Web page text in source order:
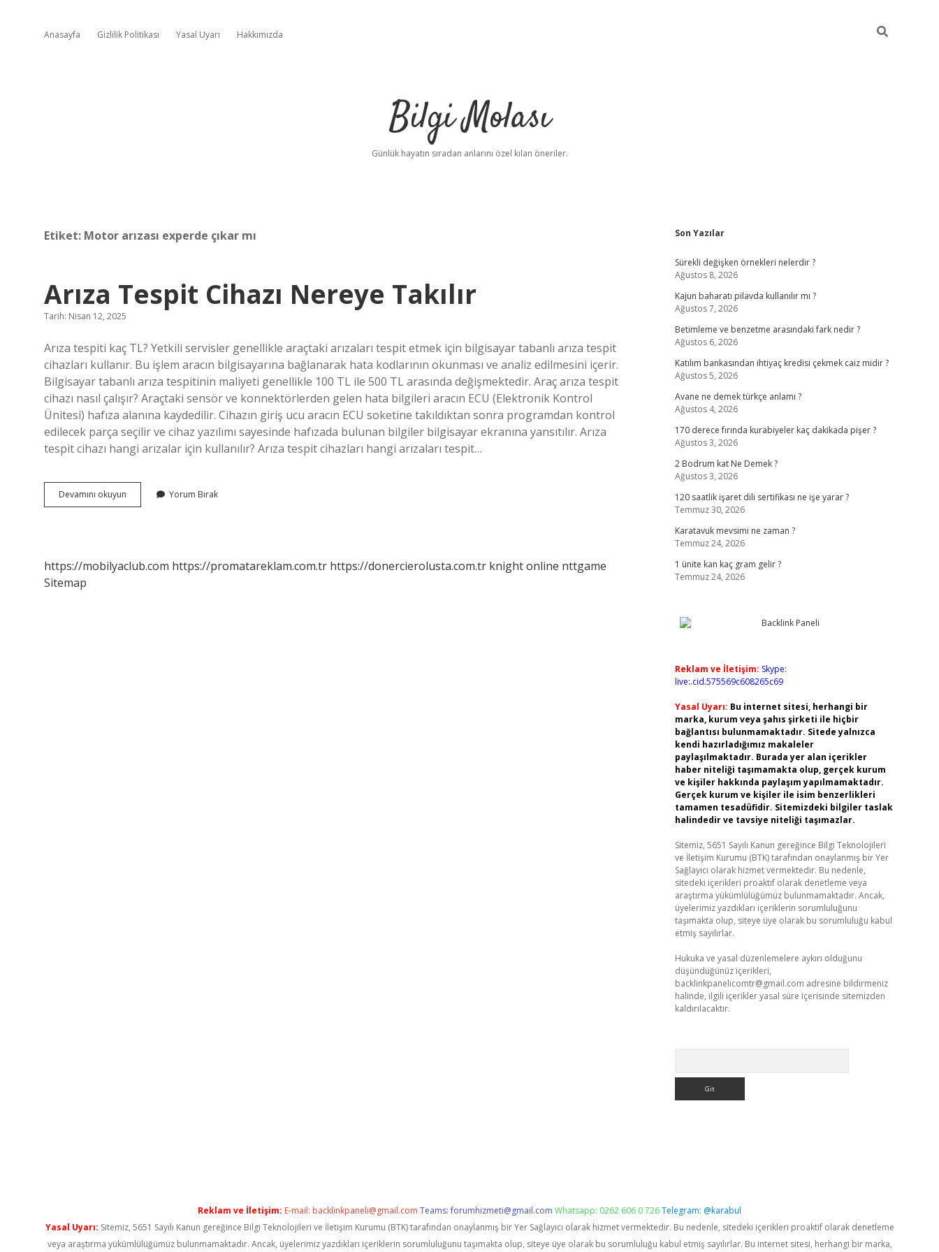
Anasayfa Gizlilik Politikası Yasal Uyarı Hakkımızda
Bilgi Molası
Günlük hayatın sıradan anlarını özel kılan öneriler.
Etiket: Motor arızası experde çıkar mı
Arıza Tespit Cihazı Nereye Takılır
Tarih: Nisan 12, 2025
Arıza tespiti kaç TL? Yetkili servisler genellikle araçtaki arızaları tespit etmek için bilgisayar tabanlı arıza tespit
cihazları kullanır. Bu işlem aracın bilgisayarına bağlanarak hata kodlarının okunması ve analiz edilmesini içerir.
Bilgisayar tabanlı arıza tespitinin maliyeti genellikle 100 TL ile 500 TL arasında değişmektedir. Araç arıza tespit
cihazı nasıl çalışır? Araçtaki sensör ve konnektörlerden gelen hata bilgileri aracın ECU (Elektronik Kontrol
Ünitesi) hafıza alanına kaydedilir. Cihazın giriş ucu aracın ECU soketine takıldıktan sonra programdan kontrol
edilecek parça seçilir ve cihaz yazılımı sayesinde hafızada bulunan bilgiler bilgisayar ekranına yansıtılır. Arıza
tespit cihazı hangi arızalar için kullanılır? Arıza tespit cihazları hangi arızaları tespit…
Devamını okuyun
Tespit
Yorum Bırak
https://mobilyaclub.com https://promatareklam.com.tr https://donercierolusta.com.tr knight online nttgame
Sitemap
Sidebar
Son Yazılar
Sürekli değişken örnekleri nelerdir ?
Ağustos 8, 2026
Kajun baharatı pilavda kullanılır mı ?
Ağustos 7, 2026
Betimleme ve benzetme arasındaki fark nedir ?
Ağustos 6, 2026
Katılım bankasından ihtiyaç kredisi çekmek caiz midir ?
Ağustos 5, 2026
Avane ne demek türkçe anlamı ?
Ağustos 4, 2026
170 derece fırında kurabiyeler kaç dakikada pişer ?
Ağustos 3, 2026
2 Bodrum kat Ne Demek ?
Ağustos 3, 2026
120 saatlik işaret dili sertifikası ne işe yarar ?
Temmuz 30, 2026
Karatavuk mevsimi ne zaman ?
Temmuz 24, 2026
1 ünite kan kaç gram gelir ?
Temmuz 24, 2026
Reklam ve İletişim: Skype:
live:.cid.575569c608265c69
Yasal Uyarı: Bu internet sitesi, herhangi bir
marka, kurum veya şahıs şirketi ile hiçbir
bağlantısı bulunmamaktadır. Sitede yalnızca
kendi hazırladığımız makaleler
paylaşılmaktadır. Burada yer alan içerikler
haber niteliği taşımamakta olup, gerçek kurum
ve kişiler hakkında paylaşım yapılmamaktadır.
Gerçek kurum ve kişiler ile isim benzerlikleri
tamamen tesadüfidir. Sitemizdeki bilgiler taslak
halindedir ve tavsiye niteliği taşımazlar.
Sitemiz, 5651 Sayılı Kanun gereğince Bilgi Teknolojileri
ve İletişim Kurumu (BTK) tarafından onaylanmış bir Yer
Sağlayıcı olarak hizmet vermektedir. Bu nedenle,
sitedeki içerikleri proaktif olarak denetleme veya
araştırma yükümlülüğümüz bulunmamaktadır. Ancak,
üyelerimiz yazdıkları içeriklerin sorumluluğunu
taşımakta olup, siteye üye olarak bu sorumluluğu kabul
etmiş sayılırlar.
Hukuka ve yasal düzenlemelere aykırı olduğunu
düşündüğünüz içerikleri,
backlinkpanelicomtr@gmail.com adresine bildirmeniz
halinde, ilgili içerikler yasal süre içerisinde sitemizden
kaldırılacaktır.
Reklam ve İletişim: E-mail: backlinkpaneli@gmail.com Teams:forumhizmeti@gmail.com Whatsapp: 0262 606 0 726Telegram: @karabul
Yasal Uyarı: Sitemiz, 5651 Sayılı Kanun gereğince Bilgi Teknolojileri ve İletişim Kurumu (BTK) tarafından onaylanmış bir Yer Sağlayıcı olarak hizmet vermektedir. Bu nedenle, sitedeki içerikleri proaktif olarak denetleme
veya araştırma yükümlülüğümüz bulunmamaktadır. Ancak, üyelerimiz yazdıkları içeriklerin sorumluluğunu taşımakta olup, siteye üye olarak bu sorumluluğu kabul etmiş sayılırlar. Bu internet sitesi, herhangi bir marka,